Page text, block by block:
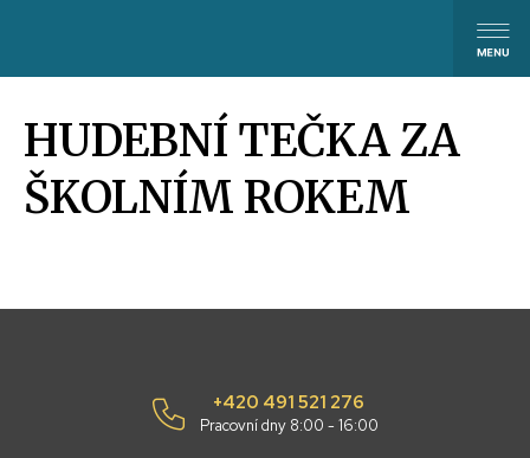
HUDEBNÍ TEČKA ZA
ŠKOLNÍM ROKEM
+420 491 521 276
Pracovní dny 8:00 - 16:00